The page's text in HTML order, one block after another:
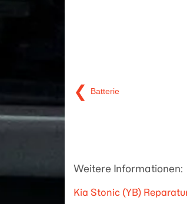
❮ Batterie
Weitere Informationen:
Kia Stonic (YB)